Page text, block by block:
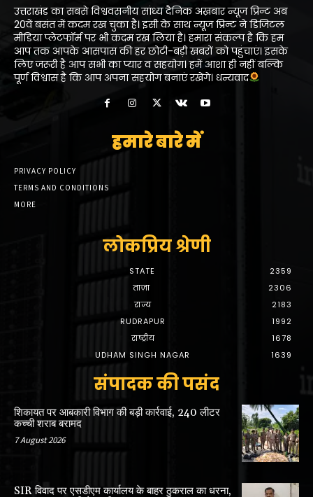
उत्तराखंड का सबसे विश्ववसनीय सांध्य दैनिक अख़बार न्यूज प्रिन्ट अब
20वें बसंत में कदम रख चुका है। इसी के साथ न्यूज प्रिन्ट ने डिजिटल
मीडिया प्लेटफॉर्म पर भी कदम रख लिया है। हमारा संकल्प है कि हम
आप तक आपके आसपास की हर छोटी-बड़ी खबरों को पहुंचाएं। इसके
लिए जरूरी है आप सभी का प्यार व सहयोग। हमें आशा ही नहीं बल्कि
पूर्ण विश्वास है कि आप अपना सहयोग बनाएं रखेंगे। धन्यवाद
हमारे बारे में
PRIVACY POLICY
TERMS AND CONDITIONS
MORE
लोकप्रिय श्रेणी
STATE
2359
ताज़ा
2306
राज्य
2183
RUDRAPUR
1992
राष्ट्रीय
1678
UDHAM SINGH NAGAR
1639
संपादक की पसंद
शिकायत पर आबकारी विभाग की बड़ी कार्रवाई, 240 लीटर
कच्ची शराब बरामद
7 August 2026
SIR विवाद पर एसडीएम कार्यालय के बाहर ठुकराल का धरना,